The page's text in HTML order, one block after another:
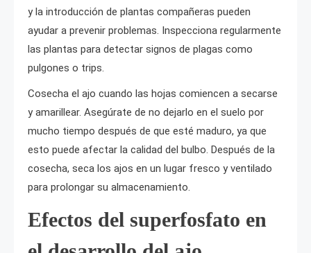
y la introducción de plantas compañeras pueden
ayudar a prevenir problemas. Inspecciona regularmente
las plantas para detectar signos de plagas como
pulgones o trips.
Cosecha el ajo cuando las hojas comiencen a secarse
y amarillear. Asegúrate de no dejarlo en el suelo por
mucho tiempo después de que esté maduro, ya que
esto puede afectar la calidad del bulbo. Después de la
cosecha, seca los ajos en un lugar fresco y ventilado
para prolongar su almacenamiento.
Efectos del superfosfato en